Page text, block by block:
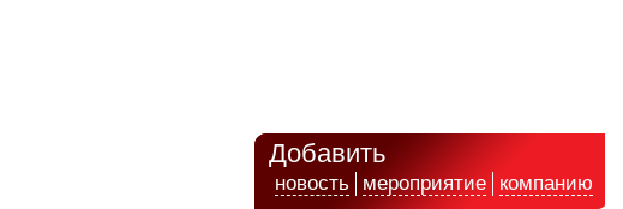
Добавить
новость мероприятие компанию